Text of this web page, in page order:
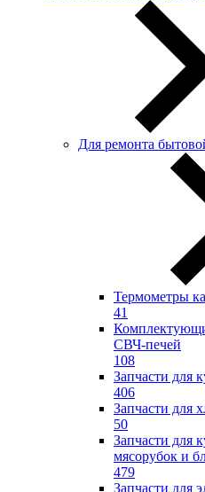
Для ремонта
Термометры
41
СВЧ-печей
108
Запчасти для
406
Запчасти для
50
Запчасти для
мясорубок и
479
Запчасти для